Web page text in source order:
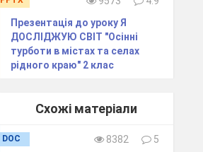
Презентація до уроку Я
ДОСЛІДЖУЮ СВІТ "Осінні
турботи в містах та селах
рідного краю" 2 клас
Схожі матеріали
DOC 8382
5